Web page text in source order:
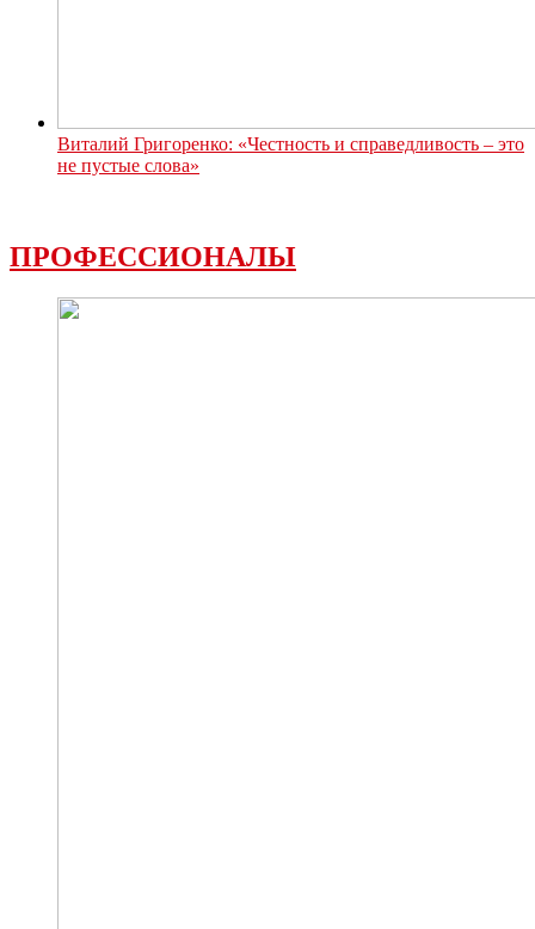
Виталий Григоренко: «Честность и справедливость – это
не пустые слова»
ПРОФЕССИОНАЛЫ